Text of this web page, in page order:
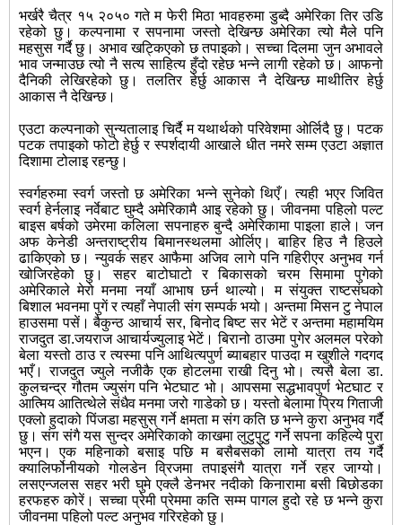
भर्खरै चैत्र १५ २०५० गते म फेरी मिठा भावहरुमा डुब्दै अमेरिका तिर उडि
रहेको छु। कल्पनामा र सपनामा जस्तो देखिन्छ अमेरिका त्यो मैले पनि
महसुस गर्दै छु। अभाव खट्किएको छ तपाइको। सच्चा दिलमा जुन अभावले
भाव जन्माउछ त्यो नै सत्य साहित्य हुँदो रहेछ भन्ने लागी रहेको छ। आफनो
दैनिकी लेखिरहेको छु। तलतिर हेर्छु आकास नै देखिन्छ माथीतिर हेर्छु
आकास नै देखिन्छ।
एउटा कल्पनाको सुन्यतालाइ चिर्दै म यथार्थको परिवेशमा ओर्लिदै छु। पटक
पटक तपाइको फोटो हेर्छु र स्पर्शदायी आखाले धीत नमरे सम्म एउटा अज्ञात
दिशामा टोलाइ रहन्छु।
स्वर्गहरुमा स्वर्ग जस्तो छ अमेरिका भन्ने सुनेको थिएँ। त्यही भएर जिवित
स्वर्ग हेर्नलाइ नर्वेबाट घुम्दै अमेरिकामै आइ रहेको छु। जीवनमा पहिलो पल्ट
बाइस बर्षको उमेरमा कलिला सपनाहरु बुन्दै अमेरिकामा पाइला हाले। जन
अफ केनेडी अन्तराष्ट्रीय बिमानस्थलमा ओर्लिए। बाहिर हिउ नै हिउले
ढाकिएको छ। न्युवर्क सहर आफैमा अजिव लागे पनि गहिरीएर अनुभव गर्न
खोजिरहेको छु। सहर बाटोघाटो र बिकासको चरम सिमामा पुगेको
अमेरिकाले मेरो मनमा नयाँ आभाष छर्न थाल्यो। म संयुक्त राष्टसंघको
बिशाल भवनमा पुगें र त्यहाँ नेपाली संग सम्पर्क भयो। अन्तमा मिसन टु नेपाल
हाउसमा पसें। बैकुन्ठ आचार्य सर, बिनोद बिष्ट सर भेटें र अन्तमा महामयिम
राजदुत डा.जयराज आचार्यज्युलाइ भेटें। बिरानो ठाउमा पुगेर अलमल परेको
बेला यस्तो ठाउ र त्यस्मा पनि आथित्यपुर्ण ब्याबहार पाउदा म खुशीले गदगद
भएँ। राजदुत ज्युले नजीकै एक होटलमा राखी दिनु भो। त्यसै बेला डा.
कुलचन्द्र गौतम ज्युसंग पनि भेटघाट भो। आपसमा सद्धभावपुर्ण भेटघाट र
आत्मिय आतित्थेले संधैव मनमा जरो गाडेको छ। यस्तो बेलामा प्रिय गिताजी
एक्लो हुदाको पिंजडा महसुस् गर्ने क्षमता म संग कति छ भन्ने कुरा अनुभव गर्दै
छु। संग संगै यस सुन्दर अमेरिकाको काखमा लुटुपुटु गर्ने सपना कहिल्ये पुरा
भएन। एक महिनाको बसाइ पछि म बसैबसको लामो यात्रा तय गर्दै
क्यालिर्फोनीयको गोलडेन व्रिजमा तपाइसंगै यात्रा गर्ने रहर जाग्यो।
लसएन्जलस सहर भरी घुमे एक्लै डेनभर नदीको किनारामा बसी बिछोडका
हरफहरु कोरें। सच्चा प्रेमी प्रेममा कति सम्म पागल हुदो रहे छ भन्ने कुरा
जीवनमा पहिलो पल्ट अनुभव गरिरहेको छु।